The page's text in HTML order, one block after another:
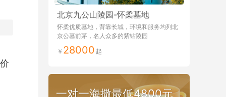
北京九公山陵园-怀柔墓地
怀柔优质墓地，背靠长城，环境和服务均列北
京公墓前茅，名人众多的紫钻陵园
28000
一对一海撒最低4800元